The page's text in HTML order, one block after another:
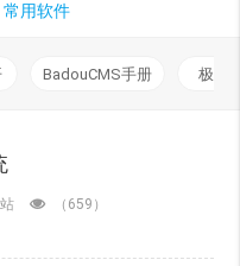
常用软件
BadouCMS手册 极致
（659）